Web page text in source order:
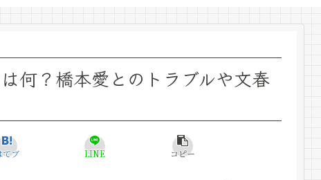
何？橋本愛とのトラブルや文春
てブ LINE コピー